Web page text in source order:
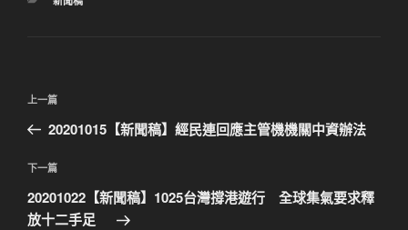
文
導
覽
上
一
文
章
上一篇
20201015【新聞稿】經民連回應主管機機關中資辦法
下
一
篇
下一篇
20201022【新聞稿】1025台灣撐港遊行 全球集氣要求釋
放十二手足